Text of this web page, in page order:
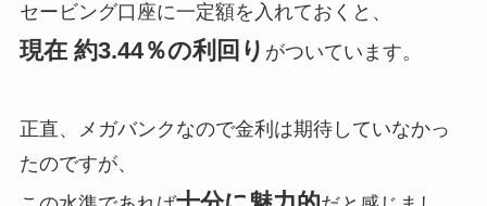
セービング口座に一定額を入れておくと、
現在 約3.44％の利回り がついています。
正直、メガバンクなので金利は期待していなかっ
たのですが、